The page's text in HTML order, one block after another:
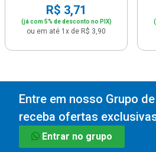
R$ 3,71
(já com 5% de desconto no PIX)
ou em até 1x de R$ 3,90
Entre em nosso Grupo
receba ofertas
Entrar no grupo